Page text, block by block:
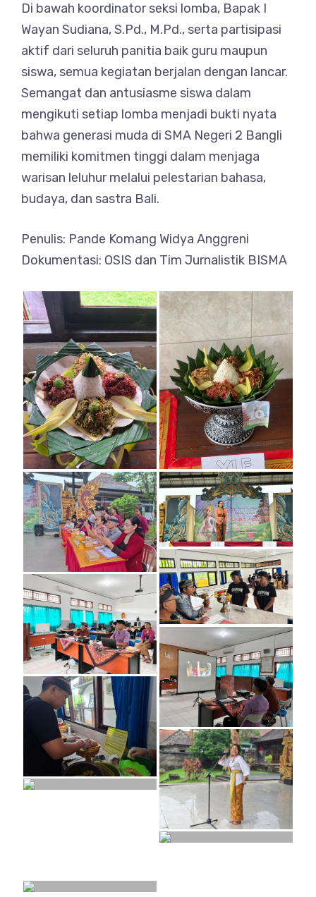
Di bawah koordinator seksi lomba, Bapak I
Wayan Sudiana, S.Pd., M.Pd., serta partisipasi
aktif dari seluruh panitia baik guru maupun
siswa, semua kegiatan berjalan dengan lancar.
Semangat dan antusiasme siswa dalam
mengikuti setiap lomba menjadi bukti nyata
bahwa generasi muda di SMA Negeri 2 Bangli
memiliki komitmen tinggi dalam menjaga
warisan leluhur melalui pelestarian bahasa,
budaya, dan sastra Bali.
Penulis: Pande Komang Widya Anggreni
Dokumentasi: OSIS dan Tim Jurnalistik BISMA